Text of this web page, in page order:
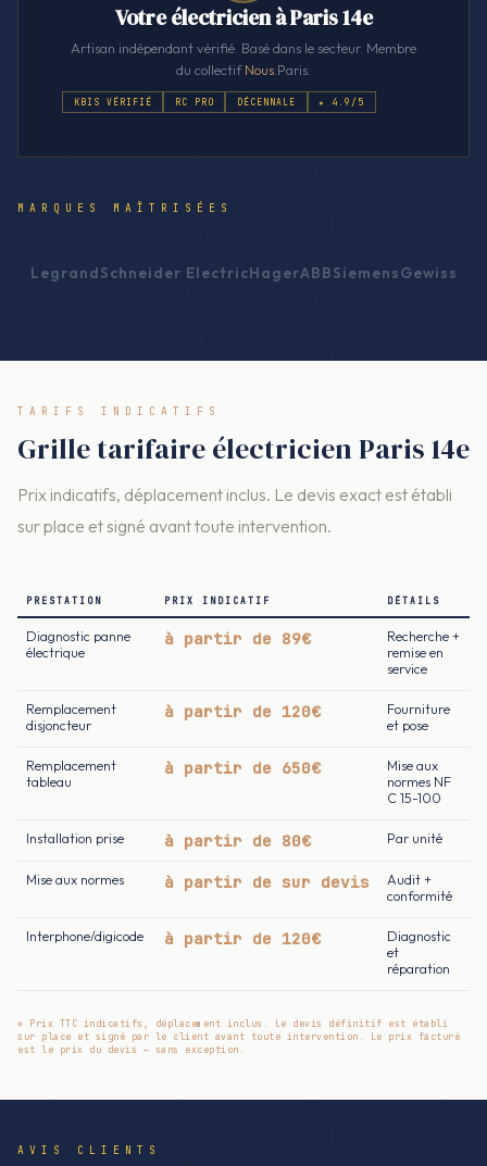
Votre électricien à Paris 14e
Artisan indépendant vérifié. Basé dans le secteur. Membre
du collectifNous .Paris.
KBIS VÉRIFIÉ RC PRO DÉCENNALE ★ 4.9/5
MARQUES MAÎTRISÉES
LegrandSchneider ElectricHagerABBSiemensGewiss
TARIFS INDICATIFS
Grille tarifaire électricien Paris 14e
Prix indicatifs, déplacement inclus. Le devis exact est établi
sur place et signé avant toute intervention.
PRESTATION PRIX INDICATIF DÉTAILS
Diagnostic panne
électrique
à partir de 89€
Recherche +
remise en
service
Remplacement
disjoncteur
à partir de 120€
Fourniture
et pose
Remplacement
tableau
à partir de 650€
Mise aux
normes NF
C 15-100
Installation prise à partir de 80€ Par unité
Mise aux normes à partir de sur devis
Audit +
conformité
Interphone/digicode à partir de 120€
Diagnostic
et
réparation
* Prix TTC indicatifs, déplacement inclus. Le devis définitif est établi
sur place et signé par le client avant toute intervention. Le prix facturé
est le prix du devis — sans exception.
AVIS CLIENTS